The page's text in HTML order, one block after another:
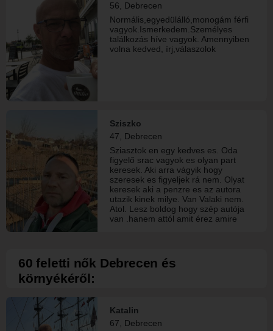
56, Debrecen
Normális,egyedülálló,monogám férfi
vagyok.Ismerkedem.Személyes
találkozás híve vagyok. Amennyiben
volna kedved, írj,válaszolok
Sziszko
47, Debrecen
Sziasztok en egy kedves es. Oda
figyelő srac vagyok es olyan part
keresek. Aki arra vágyik hogy
szeresek es figyeljek rá nem. Olyat
keresek aki a penzre es az autora
utazik kinek milye. Van Valaki nem.
Atol. Lesz boldog hogy szép autója
van .hanem attól amit érez amire
60 feletti nők Debrecen és
környékéről:
Katalin
67, Debrecen